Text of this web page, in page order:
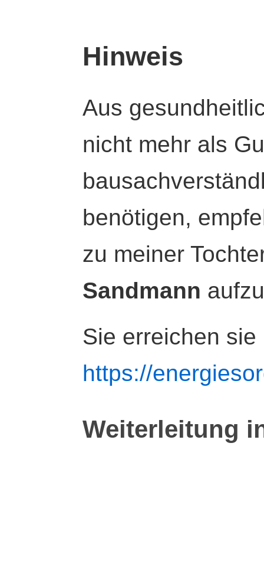
Hinweis
Aus
nicht mehr als
benötigen,
zu meiner
Sandmann
Sie erreichen sie
https://
Weiterleitung